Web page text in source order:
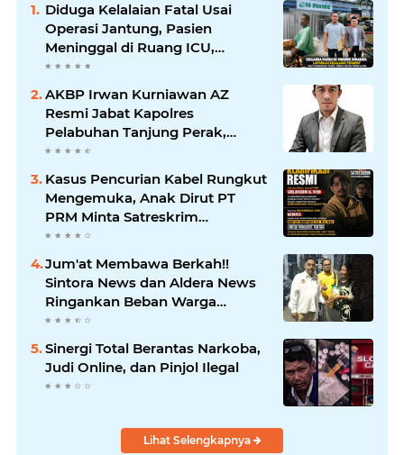
Diduga Kelalaian Fatal Usai
Operasi Jantung, Pasien
Meninggal di Ruang ICU,
Keluarga Tuntut RSUD dr.
Soewandhie Bertanggung
Jawab
AKBP Irwan Kurniawan AZ
Resmi Jabat Kapolres
Pelabuhan Tanjung Perak,
Pimpinan Redaksi
HarianMataBerita.com
Sampaikan Ucapan Selamat
Kasus Pencurian Kabel Rungkut
Mengemuka, Anak Dirut PT
PRM Minta Satreskrim
Polrestabes Surabaya Usut
Hingga Tuntas
Jum'at Membawa Berkah!!
Sintora News dan Aldera News
Ringankan Beban Warga
Bangkitkan Pelaku UMKM
Sinergi Total Berantas Narkoba,
Judi Online, dan Pinjol Ilegal
Lihat Selengkapnya